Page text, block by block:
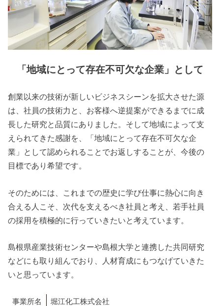
「地域にとって存在不可欠な企業」として
創業以来の技術が新しいビジネスシーンを拡大させた源
は、社員の技術力と、お客様へ逆提案ができるまでに成
長した研究と品質にありました。そして地域によって支
えられてきた感謝を、「地域にとって存在不可欠な企
業」として認められることでお返しすることが、今後の
目標であり希望です。
そのためには、これまでの歴史に学び仕事に熱心に向き
合える人こそ、次代を支えるべき社員と考え、若手社員
の採用を積極的に行っていきたいと考えています。
島根県産業技術センターや島根大学と連携した共同研究
などにも取り組んでおり、人材育成にもつなげていきた
いと思っています。
事業所名
堀江化工株式会社